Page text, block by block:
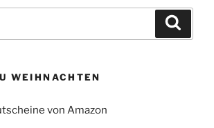
WEIHNACHTEN
von Amazon